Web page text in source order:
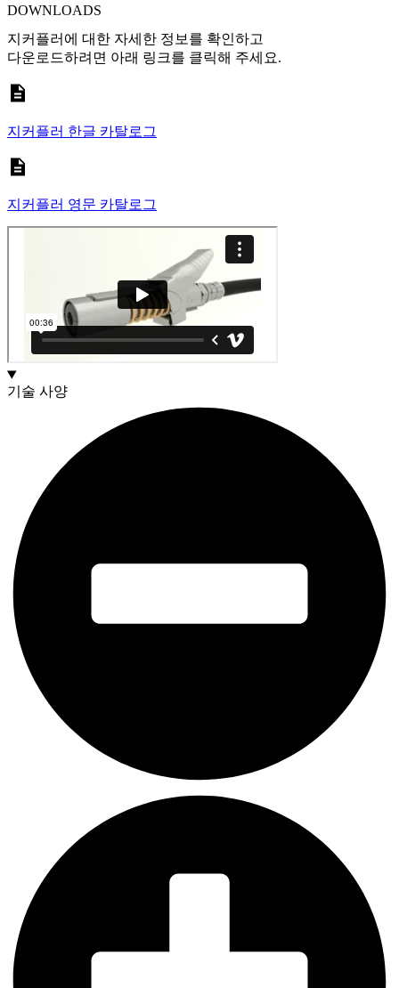
DOWNLOADS
지커플러에 대한 자세한 정보를 확인하고
다운로드하려면 아래 링크를 클릭해 주세요.
지커플러 한글 카탈로그
지커플러 영문 카탈로그
기술 사양